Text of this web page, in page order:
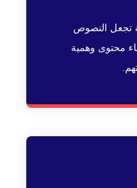
تجعل النصوص
محتوى وهمية